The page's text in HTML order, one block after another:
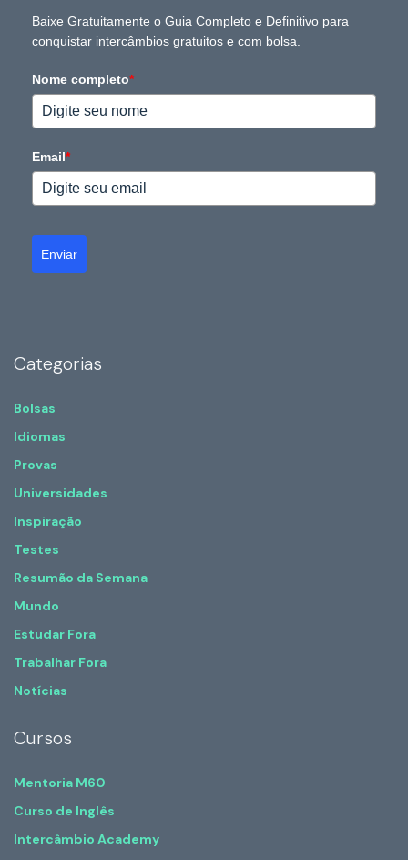
Baixe Gratuitamente o Guia Completo e Definitivo para
conquistar intercâmbios gratuitos e com bolsa.
Nome completo*
Email*
Enviar
Categorias
Bolsas
Idiomas
Provas
Universidades
Inspiração
Testes
Resumão da Semana
Mundo
Estudar Fora
Trabalhar Fora
Notícias
Cursos
Mentoria M60
Curso de Inglês
Intercâmbio Academy